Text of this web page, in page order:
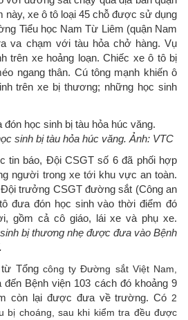
này, xe ô tô loại 45 chỗ được sử dụng
Tiểu học Nam Từ Liêm (quận Nam
va chạm với tàu hỏa chở hàng. Vụ
trên xe hoảng loạn. Chiếc xe ô tô bị
ngang thân. Cú tông mạnh khiến ô
trên xe bị thương; những học sinh
sinh bị tàu hỏa húc văng. Ảnh: VTC
tin báo, Đội CSGT số 6 đã phối hợp
người trong xe tới khu vực an toàn.
trưởng CSGT đường sắt (Công an
đưa đón học sinh vào thời điểm đó
gồm cả cô giáo, lái xe và phụ xe.
bị thương nhẹ được đưa vào Bệnh
Tổng công ty Đường sắt Việt Nam,
Bệnh viện 103 cách đó khoảng 9
còn lại được đưa về trường. Có 2
bị choáng, sau khi kiểm tra đều được